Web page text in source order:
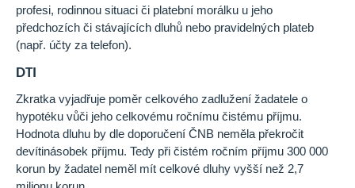
profesi, rodinnou situaci či platební morálku u jeho
předchozích či stávajících dluhů nebo pravidelných plateb
(např. účty za telefon).
DTI
Zkratka vyjadřuje poměr celkového zadlužení žadatele o
hypotéku vůči jeho celkovému ročnímu čistému příjmu.
Hodnota dluhu by dle doporučení ČNB neměla překročit
devítinásobek příjmu. Tedy při čistém ročním příjmu 300 000
korun by žadatel neměl mít celkové dluhy vyšší než 2,7